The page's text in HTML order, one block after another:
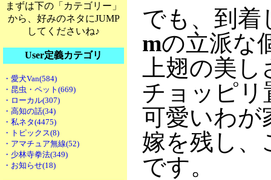
まずは下の「カテゴリー」
から、好みのネタにJUMP
してくださいね♪
User定義カテゴリ
・愛犬Van(584)
・昆虫・ペット(669)
・ローカル(307)
・高知の話(34)
・私ネタ(4475)
・トピックス(8)
・アマチュア無線(52)
・少林寺拳法(349)
・お知らせ(18)
でも、到着
mの立派な
上翅の美
チョッピ
可愛いわが
嫁を残し、
です。